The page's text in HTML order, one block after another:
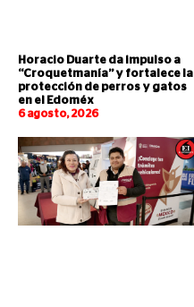
Horacio Duarte da impulso a
“Croquetmanía” y fortalece la
protección de perros y gatos
en el Edoméx
6 agosto, 2026